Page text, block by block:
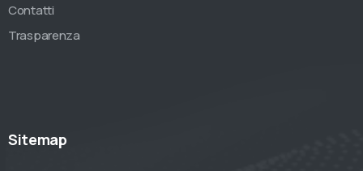
Contatti
Trasparenza
Sitemap